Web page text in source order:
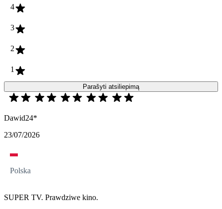
4
3
2
1
Parašyti atsiliepimą
Dawid24*
23/07/2026
Polska
SUPER TV. Prawdziwe kino.